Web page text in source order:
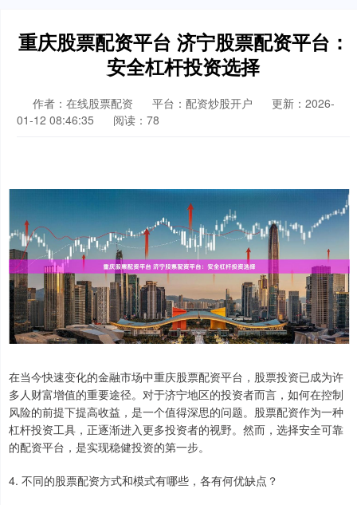
重庆股票配资平台 济宁股票配资平台：
安全杠杆投资选择
作者：在线股票配资 平台：配资炒股开户
更新：2026-
01-12 08:46:35
阅读：78
在当今快速变化的金融市场中重庆股票配资平台，股票投资已成为许
多人财富增值的重要途径。对于济宁地区的投资者而言，如何在控制
风险的前提下提高收益，是一个值得深思的问题。股票配资作为一种
杠杆投资工具，正逐渐进入更多投资者的视野。然而，选择安全可靠
的配资平台，是实现稳健投资的第一步。
4. 不同的股票配资方式和模式有哪些，各有何优缺点？